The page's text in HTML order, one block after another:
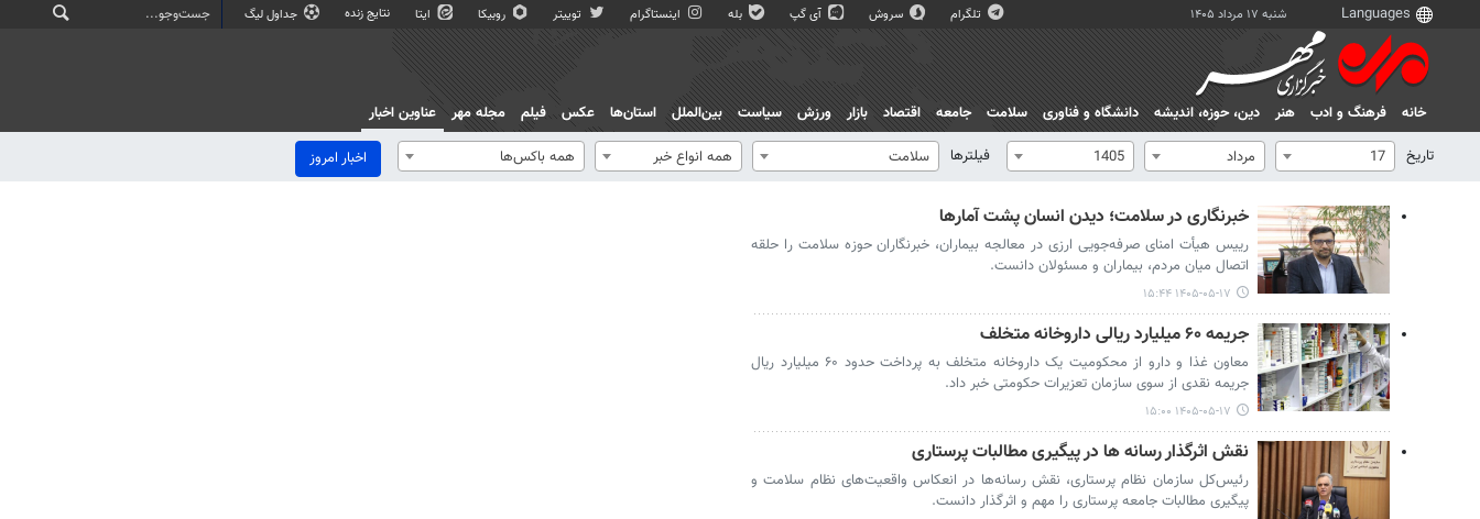
شنبه ۱۷ مرداد ۱۴۰۵ تلگرام سروش آی گپ بله اینستاگرام توییتر روبیکا ایتا نتایج زنده جداول لیگ
خانه فرهنگ و ادب هنر دين، حوزه، انديشه دانشگاه و فناوری سلامت جامعه اقتصاد بازار ورزش سیاست بین‌الملل استان‌ها عکس فیلم مجله مهر
عناوین اخبار
تاریخ
17 مرداد 1405 فیلترها سلامت همه انواع خبر همه باکس‌ها اخبار امروز
خبرنگاری در سلامت؛ دیدن انسان پشت آمارها
رییس هیأت امنای صرفه‌جویی ارزی در معالجه بیماران، خبرنگاران حوزه سلامت را حلقه
اتصال میان مردم، بیماران و مسئولان دانست.
۱۴۰۵-۰۵-۱۷ ۱۵:۴۴
جریمه ۶۰ میلیارد ریالی داروخانه متخلف
معاون غذا و دارو از محکومیت یک داروخانه متخلف به پرداخت حدود ۶۰ میلیارد ریال
جریمه نقدی از سوی سازمان تعزیرات حکومتی خبر داد.
۱۴۰۵-۰۵-۱۷ ۱۵:۰۰
نقش اثرگذار رسانه ها در پیگیری مطالبات پرستاری
رئیس‌کل سازمان نظام پرستاری، نقش رسانه‌ها در انعکاس واقعیت‌های نظام سلامت و
پیگیری مطالبات جامعه پرستاری را مهم و اثرگذار دانست.